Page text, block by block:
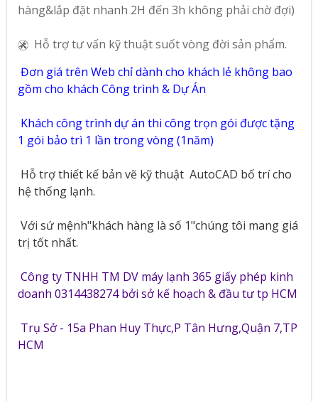
hàng&lắp đặt nhanh 2H đến 3h không phải chờ đợi)
Hỗ trợ tư vấn kỹ thuật suốt vòng đời sản phẩm.
Đơn giá trên Web chỉ dành cho khách lẻ không bao
gồm cho khách Công trình & Dự Án
Khách công trình dự án thi công trọn gói được tặng
1 gói bảo trì 1 lần trong vòng (1năm)
Hỗ trợ thiết kế bản vẽ kỹ thuật AutoCAD bố trí cho
hệ thống lạnh.
Với sứ mệnh"khách hàng là số 1"chúng tôi mang giá
trị tốt nhất.
Công ty TNHH TM DV máy lạnh 365 giấy phép kinh
doanh 0314438274 bởi sở kế hoạch & đầu tư tp HCM
Trụ Sở - 15a Phan Huy Thực,P Tân Hưng,Quận 7,TP
HCM